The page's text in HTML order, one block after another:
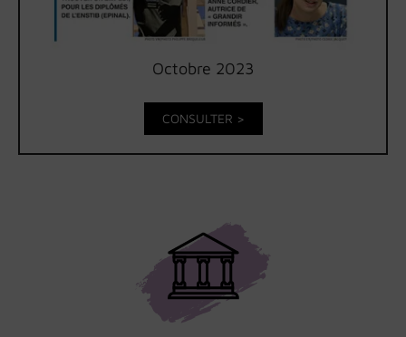
Octobre 2023
CONSULTER >